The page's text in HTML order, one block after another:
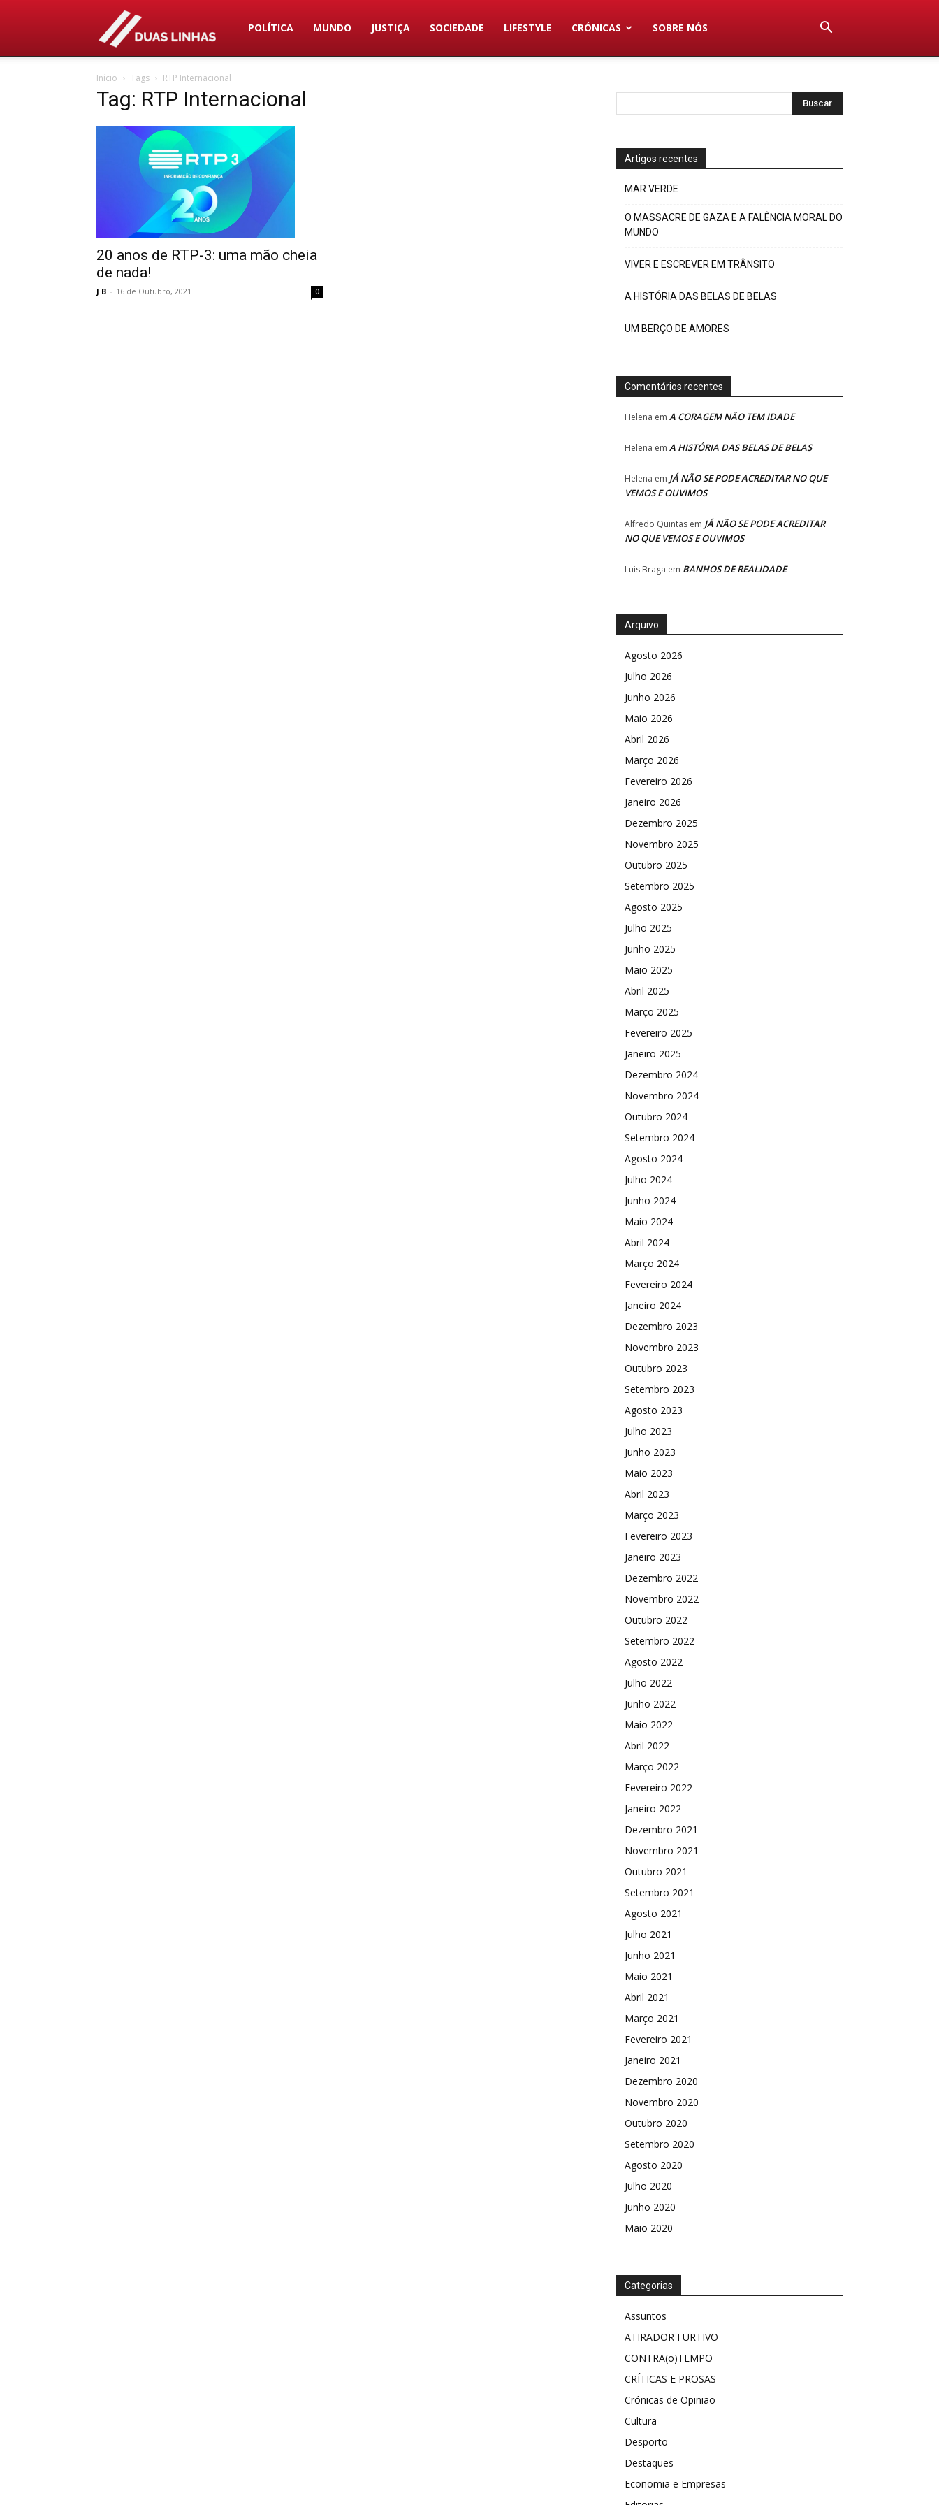
Duas
POLÍTICA MUNDO JUSTIÇA SOCIEDADE LIFESTYLE CRÓNICAS SOBRE NÓS
Início Tags RTP Internacional
Tag: RTP Internacional
20 anos de RTP-3: uma mão cheia
de nada!
J B - 16 de Outubro, 2021 0
Artigos recentes
MAR VERDE
O MASSACRE DE GAZA E A FALÊNCIA MORAL DO
MUNDO
VIVER E ESCREVER EM TRÂNSITO
A HISTÓRIA DAS BELAS DE BELAS
UM BERÇO DE AMORES
Comentários recentes
Helena em A CORAGEM NÃO TEM IDADE
Helena em A HISTÓRIA DAS BELAS DE BELAS
Helena em JÁ NÃO SE PODE ACREDITAR NO QUE
VEMOS E OUVIMOS
Alfredo Quintas em JÁ NÃO SE PODE ACREDITAR
NO QUE VEMOS E OUVIMOS
Luis Braga em BANHOS DE REALIDADE
Arquivo
Agosto 2026
Julho 2026
Junho 2026
Maio 2026
Abril 2026
Março 2026
Fevereiro 2026
Janeiro 2026
Dezembro 2025
Novembro 2025
Outubro 2025
Setembro 2025
Agosto 2025
Julho 2025
Junho 2025
Maio 2025
Abril 2025
Março 2025
Fevereiro 2025
Janeiro 2025
Dezembro 2024
Novembro 2024
Outubro 2024
Setembro 2024
Agosto 2024
Julho 2024
Junho 2024
Maio 2024
Abril 2024
Março 2024
Fevereiro 2024
Janeiro 2024
Dezembro 2023
Novembro 2023
Outubro 2023
Setembro 2023
Agosto 2023
Julho 2023
Junho 2023
Maio 2023
Abril 2023
Março 2023
Fevereiro 2023
Janeiro 2023
Dezembro 2022
Novembro 2022
Outubro 2022
Setembro 2022
Agosto 2022
Julho 2022
Junho 2022
Maio 2022
Abril 2022
Março 2022
Fevereiro 2022
Janeiro 2022
Dezembro 2021
Novembro 2021
Outubro 2021
Setembro 2021
Agosto 2021
Julho 2021
Junho 2021
Maio 2021
Abril 2021
Março 2021
Fevereiro 2021
Janeiro 2021
Dezembro 2020
Novembro 2020
Outubro 2020
Setembro 2020
Agosto 2020
Julho 2020
Junho 2020
Maio 2020
Categorias
Assuntos
ATIRADOR FURTIVO
CONTRA(o)TEMPO
CRÍTICAS E PROSAS
Crónicas de Opinião
Cultura
Desporto
Destaques
Economia e Empresas